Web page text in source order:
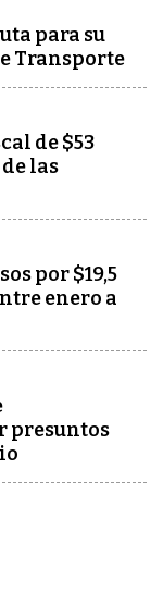
para su
Transporte
de $53
las
por $19,5
enero a
presuntos